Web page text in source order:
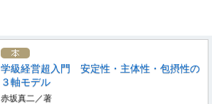
学級経営超入門 安定性・主体性・包摂性の
３軸モデル
赤坂真二／著